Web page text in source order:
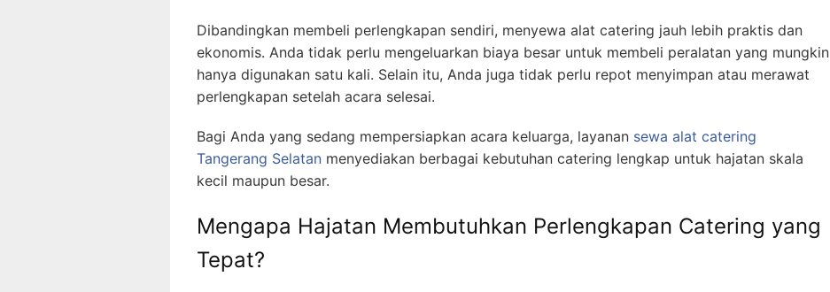
Dibandingkan membeli perlengkapan sendiri, menyewa alat catering jauh lebih praktis dan
ekonomis. Anda tidak perlu mengeluarkan biaya besar untuk membeli peralatan yang mungkin
hanya digunakan satu kali. Selain itu, Anda juga tidak perlu repot menyimpan atau merawat
perlengkapan setelah acara selesai.
Bagi Anda yang sedang mempersiapkan acara keluarga, layanan sewa alat catering
Tangerang Selatan menyediakan berbagai kebutuhan catering lengkap untuk hajatan skala
kecil maupun besar.
Mengapa Hajatan Membutuhkan Perlengkapan Catering yang
Tepat?